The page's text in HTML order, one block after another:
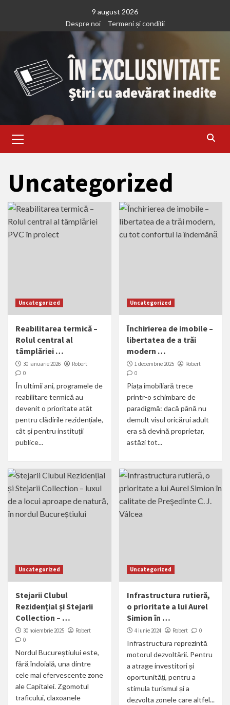
9 august 2026
Despre noi
Termeni și condiții
Menu
Uncategorized
Uncategorized
Reabilitarea termică –
Rolul central al
tâmplăriei …
30 ianuarie 2026
Robert
0
În ultimii ani, programele de
reabilitare termică au
devenit o prioritate atât
pentru clădirile rezidențiale,
cât și pentru instituții
publice...
Uncategorized
Închirierea de imobile –
libertatea de a trăi
modern …
1 decembrie 2025
Robert
0
Piața imobiliară trece
printr-o schimbare de
paradigmă: dacă până nu
demult visul oricărui adult
era să devină proprietar,
astăzi tot...
Uncategorized
Stejarii Clubul
Rezidențial și Stejarii
Collection – …
30 noiembrie 2025
Robert
0
Nordul Bucureștiului este,
fără îndoială, una dintre
cele mai efervescente zone
ale Capitalei. Zgomotul
traficului, claxoanele
Uncategorized
Infrastructura rutieră,
o prioritate a lui Aurel
Simion în …
4 iunie 2024 Robert 0
Infrastructura reprezintă
motorul dezvoltării. Pentru
a atrage investitori și
oportunități, pentru a
stimula turismul și a
dezvolta zonele care altfel...